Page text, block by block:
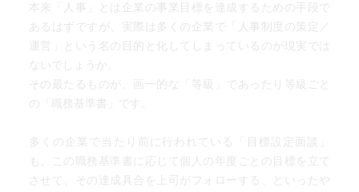
本来「人事」とは企業の事業目標を達成するための手段で
あるはずですが、実際は多くの企業で「人事制度の策定／
運営」という名の目的と化してしまっているのが現実では
ないでしょうか。
その最たるものが、画一的な「等級」であったり等級ごと
の「職務基準書」です。
多くの企業で当たり前に行われている「目標設定面談」
も、この職務基準書に応じて個人の年度ごとの目標を立て
させて、その達成具合を上司がフォローする、といったや